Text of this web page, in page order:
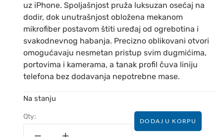
uz iPhone. Spoljašnjost pruža luksuzan osećaj na
dodir, dok unutrašnjost obložena mekanom
mikrofiber postavom štiti uređaj od ogrebotina i
svakodnevnog habanja. Precizno oblikovani otvori
omogućavaju nesmetan pristup svim dugmićima,
portovima i kamerama, a tanak profil čuva liniju
telefona bez dodavanja nepotrebne mase.
Na stanju
Qty:
DODAJ U KORPU